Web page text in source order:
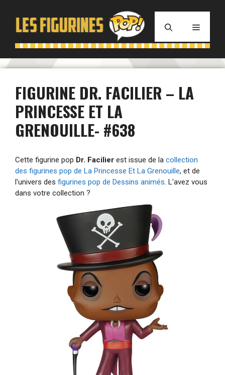
contenu
MENU
FIGURINE DR. FACILIER – LA
PRINCESSE ET LA
GRENOUILLE- #638
Cette figurine pop Dr. Facilier est issue de la collection
des figurines pop de La Princesse Et La Grenouille, et de
l'univers des figurines pop de Dessins animés. L'avez vous
dans votre collection ?